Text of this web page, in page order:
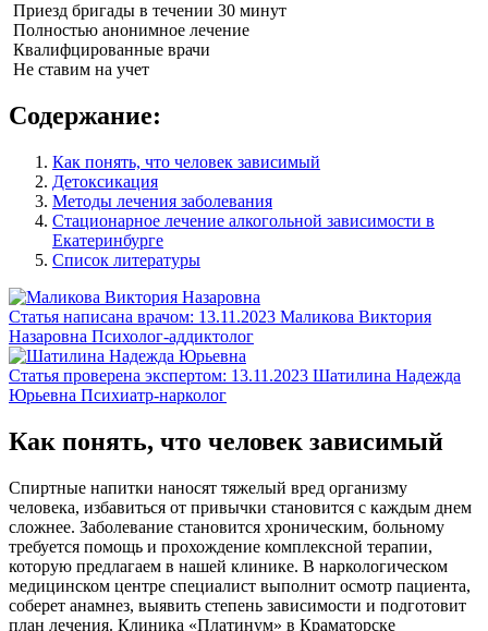
Приезд бригады в течении 30 минут
Полностью анонимное лечение
Квалифцированные врачи
Не ставим на учет
Содержание:
Как понять, что человек зависимый
Детоксикация
Методы лечения заболевания
Стационарное лечение алкогольной зависимости в
Екатеринбурге
Список литературы
Статья написана врачом: 13.11.2023 Маликова Виктория
Назаровна Психолог-аддиктолог
Статья проверена экспертом: 13.11.2023 Шатилина Надежда
Юрьевна Психиатр-нарколог
Как понять, что человек зависимый
Спиртные напитки наносят тяжелый вред организму
человека, избавиться от привычки становится с каждым днем
сложнее. Заболевание становится хроническим, больному
требуется помощь и прохождение комплексной терапии,
которую предлагаем в нашей клинике. В наркологическом
медицинском центре специалист выполнит осмотр пациента,
соберет анамнез, выявить степень зависимости и подготовит
план лечения. Клиника «Платинум» в Краматорске